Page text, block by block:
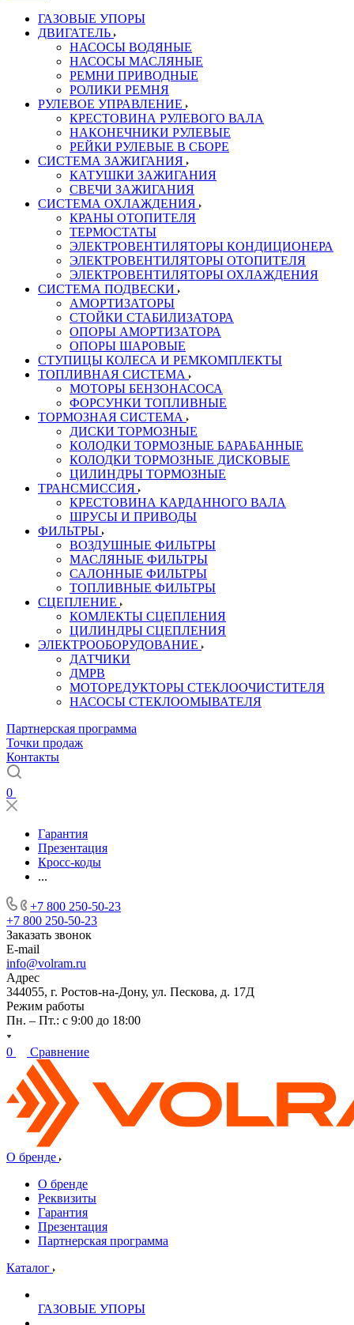
ГАЗОВЫЕ УПОРЫ
ДВИГАТЕЛЬ
НАСОСЫ ВОДЯНЫЕ
НАСОСЫ МАСЛЯНЫЕ
РЕМНИ ПРИВОДНЫЕ
РОЛИКИ РЕМНЯ
РУЛЕВОЕ УПРАВЛЕНИЕ
КРЕСТОВИНА РУЛЕВОГО ВАЛА
НАКОНЕЧНИКИ РУЛЕВЫЕ
РЕЙКИ РУЛЕВЫЕ В СБОРЕ
СИСТЕМА ЗАЖИГАНИЯ
КАТУШКИ ЗАЖИГАНИЯ
СВЕЧИ ЗАЖИГАНИЯ
СИСТЕМА ОХЛАЖДЕНИЯ
КРАНЫ ОТОПИТЕЛЯ
ТЕРМОСТАТЫ
ЭЛЕКТРОВЕНТИЛЯТОРЫ КОНДИЦИОНЕРА
ЭЛЕКТРОВЕНТИЛЯТОРЫ ОТОПИТЕЛЯ
ЭЛЕКТРОВЕНТИЛЯТОРЫ ОХЛАЖДЕНИЯ
СИСТЕМА ПОДВЕСКИ
АМОРТИЗАТОРЫ
СТОЙКИ СТАБИЛИЗАТОРА
ОПОРЫ АМОРТИЗАТОРА
ОПОРЫ ШАРОВЫЕ
СТУПИЦЫ КОЛЕСА И РЕМКОМПЛЕКТЫ
ТОПЛИВНАЯ СИСТЕМА
МОТОРЫ БЕНЗОНАСОСА
ФОРСУНКИ ТОПЛИВНЫЕ
ТОРМОЗНАЯ СИСТЕМА
ДИСКИ ТОРМОЗНЫЕ
КОЛОДКИ ТОРМОЗНЫЕ БАРАБАННЫЕ
КОЛОДКИ ТОРМОЗНЫЕ ДИСКОВЫЕ
ЦИЛИНДРЫ ТОРМОЗНЫЕ
ТРАНСМИССИЯ
КРЕСТОВИНА КАРДАННОГО ВАЛА
ШРУСЫ И ПРИВОДЫ
ФИЛЬТРЫ
ВОЗДУШНЫЕ ФИЛЬТРЫ
МАСЛЯНЫЕ ФИЛЬТРЫ
САЛОННЫЕ ФИЛЬТРЫ
ТОПЛИВНЫЕ ФИЛЬТРЫ
СЦЕПЛЕНИЕ
КОМЛЕКТЫ СЦЕПЛЕНИЯ
ЦИЛИНДРЫ СЦЕПЛЕНИЯ
ЭЛЕКТРООБОРУДОВАНИЕ
ДАТЧИКИ
ДМРВ
МОТОРЕДУКТОРЫ СТЕКЛООЧИСТИТЕЛЯ
НАСОСЫ СТЕКЛООМЫВАТЕЛЯ
Партнерская программа
Точки продаж
Контакты
0
Гарантия
Презентация
Кросс-коды
...
+7 800 250-50-23
+7 800 250-50-23
Заказать звонок
E-mail
info@volram.ru
Адрес
344055, г. Ростов-на-Дону, ул. Пескова, д. 17Д
Режим работы
Пн. – Пт.: с 9:00 до 18:00
0 Сравнение
О бренде
О бренде
Реквизиты
Гарантия
Презентация
Партнерская программа
Каталог
ГАЗОВЫЕ УПОРЫ